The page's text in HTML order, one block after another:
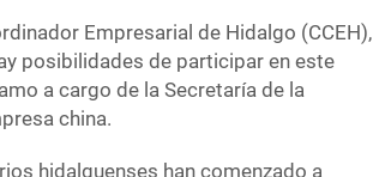
Empresarial de Hidalgo (CCEH),
posibilidades de participar en este
a cargo de la Secretaría de la
china.
hidalguenses han comenzado a